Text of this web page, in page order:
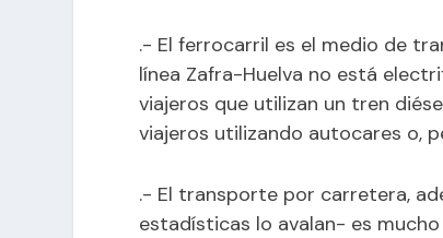
.- El ferrocarril es el medio de
línea Zafra-Huelva no está
viajeros que utilizan un tren
viajeros utilizando autocares o,
.- El transporte por carretera,
estadísticas lo avalan- es